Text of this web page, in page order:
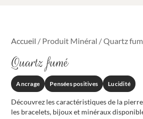
Accueil / Produit Minéral / Quartz
Quartz fumé
Ancrage Pensées positives Lucidité
Découvrez les caractéristiques de la
les bracelets, bijoux et minéraux